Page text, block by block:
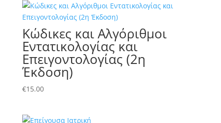
Κώδικες και Αλγόριθμοι
Εντατικολογίας και
Επειγοντολογίας (2η
Έκδοση)
€15.00